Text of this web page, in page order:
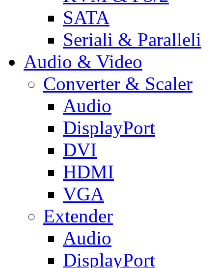
SATA
Seriali & Paralleli
Audio & Video
Converter & Scaler
Audio
DisplayPort
DVI
HDMI
VGA
Extender
Audio
DisplayPort